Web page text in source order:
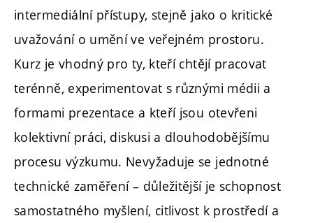
intermediální přístupy, stejně jako o kritické
uvažování o umění ve veřejném prostoru.
Kurz je vhodný pro ty, kteří chtějí pracovat
terénně, experimentovat s různými médii a
formami prezentace a kteří jsou otevřeni
kolektivní práci, diskusi a dlouhodobějšímu
procesu výzkumu. Nevyžaduje se jednotné
technické zaměření – důležitější je schopnost
samostatného myšlení, citlivost k prostředí a